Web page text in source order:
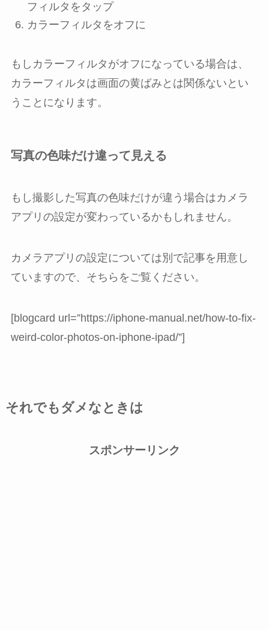
フィルタ をタップ
カラーフィルタ をオフに
もしカラーフィルタがオフになっている場合は、
カラーフィルタは画面の黄ばみとは関係ないとい
うことになります。
写真の色味だけ違って見える
もし撮影した写真の色味だけが違う場合はカメラ
アプリの設定が変わっているかもしれません。
カメラアプリの設定については別で記事を用意し
ていますので、そちらをご覧ください。
[blogcard url=”https://iphone-manual.net/how-to-fix-
weird-color-photos-on-iphone-ipad/”]
それでもダメなときは
スポンサーリンク